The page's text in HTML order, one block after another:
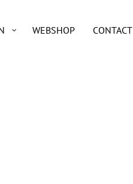
WEBSHOP CONTACT